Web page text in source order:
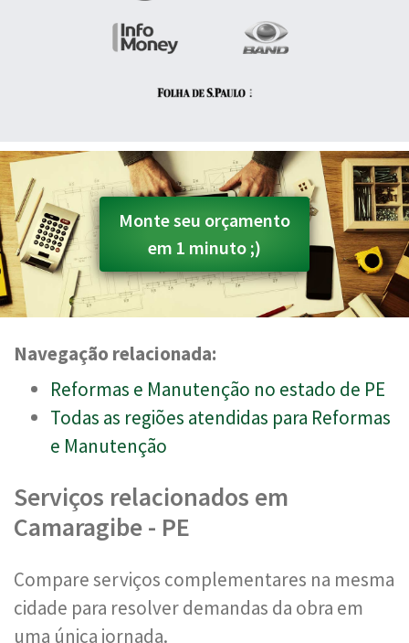
Monte seu orçamento
em 1 minuto ;)
Navegação relacionada:
Reformas e Manutenção no estado de PE
Todas as regiões atendidas para Reformas
e Manutenção
Serviços relacionados em
Camaragibe - PE
Compare serviços complementares na mesma
cidade para resolver demandas da obra em
uma única jornada.